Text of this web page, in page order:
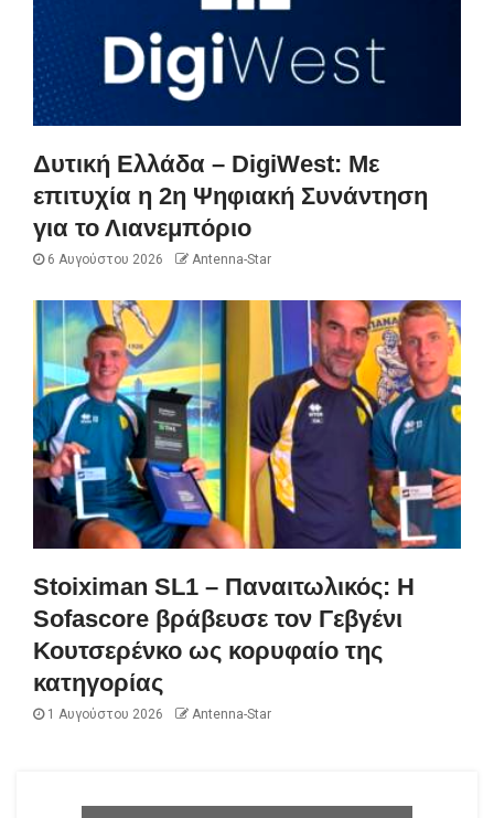
Δυτική Ελλάδα – DigiWest: Με
επιτυχία η 2η Ψηφιακή Συνάντηση
για το Λιανεμπόριο
6 Αυγούστου 2026 Antenna-Star
Stoiximan SL1 – Παναιτωλικός: Η
Sofascore βράβευσε τον Γεβγένι
Κουτσερένκο ως κορυφαίο της
κατηγορίας
1 Αυγούστου 2026 Antenna-Star